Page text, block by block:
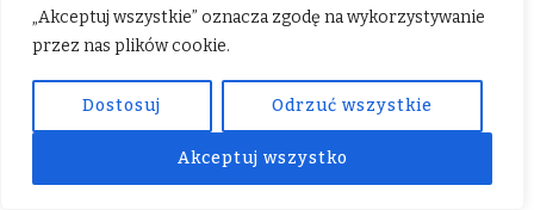
„Akceptuj wszystkie” oznacza zgodę na wykorzystywanie
przez nas plików cookie.
Dostosuj Odrzuć wszystkie
Akceptuj wszystko
meble i dekoracje.
PLANOWANIE REMONTU REMONT KROK PO KROKU